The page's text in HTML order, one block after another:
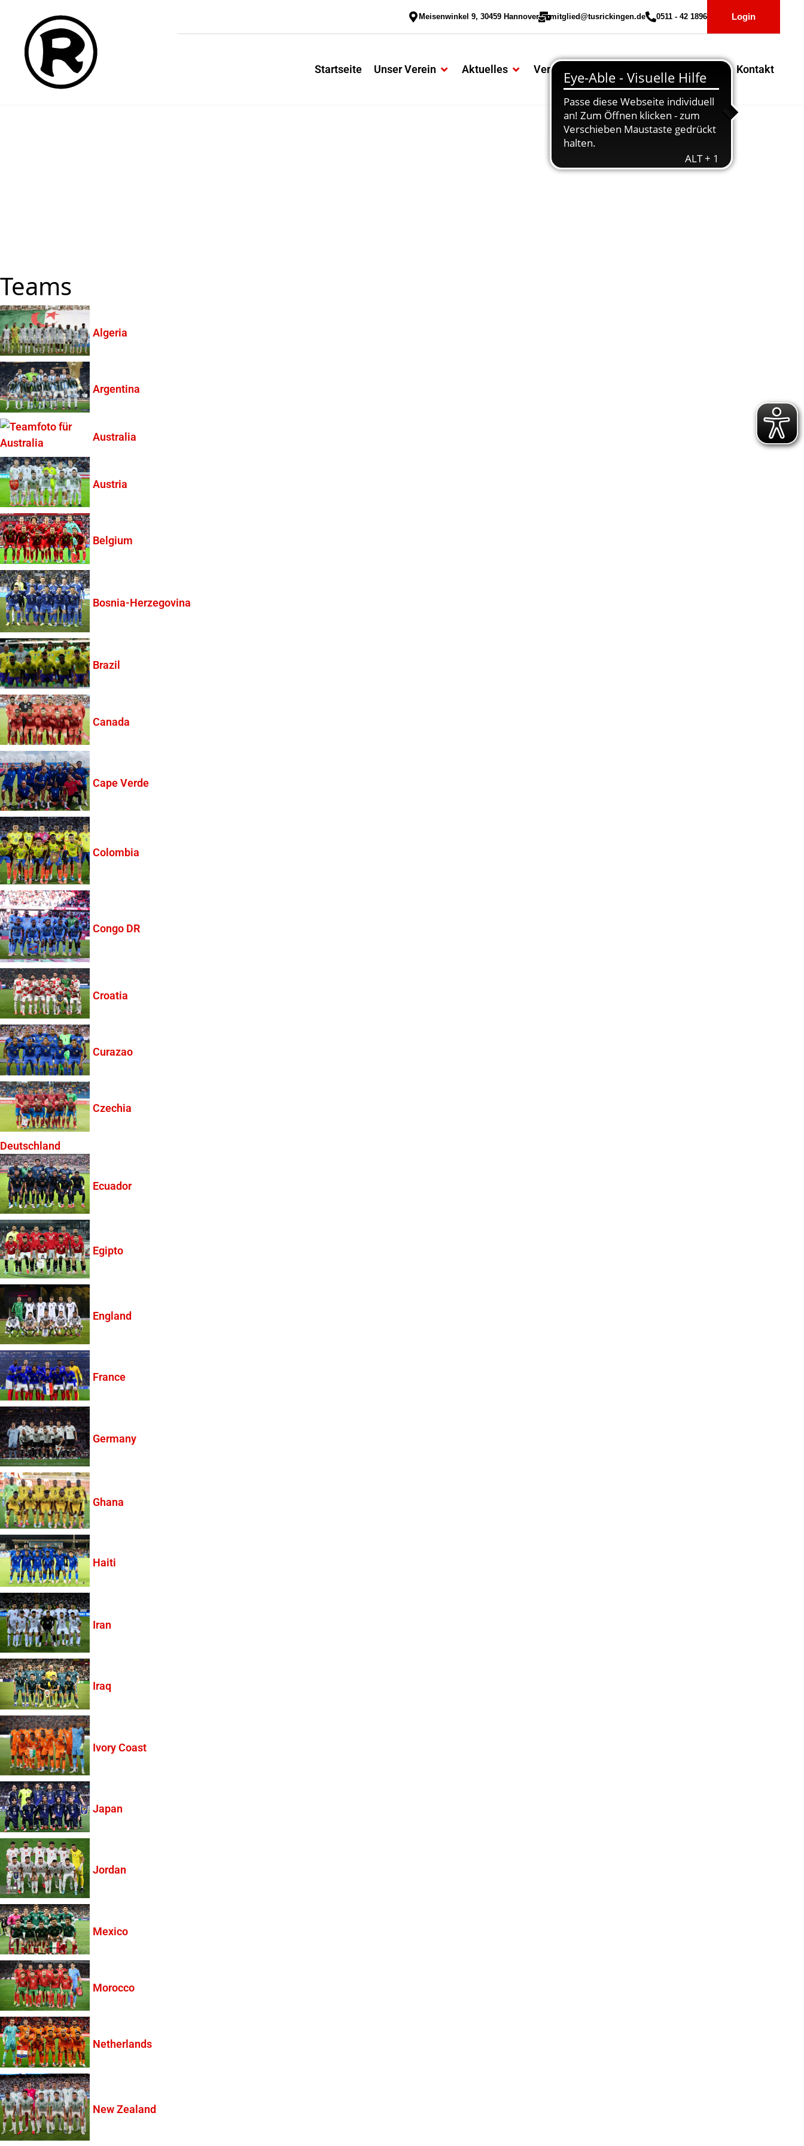
Meisenwinkel 9, 30459 Hannover mitglied@tusrickingen.de 0511 - 42 1896 Login
Startseite Unser Verein Aktuelles Vereinssport Kontakt
Teams
Algeria
Argentina
Australia
Austria
Belgium
Bosnia-Herzegovina
Brazil
Canada
Cape Verde
Colombia
Congo DR
Croatia
Curazao
Czechia
Deutschland
Ecuador
Egipto
England
France
Germany
Ghana
Haiti
Iran
Iraq
Ivory Coast
Japan
Jordan
Mexico
Morocco
Netherlands
New Zealand